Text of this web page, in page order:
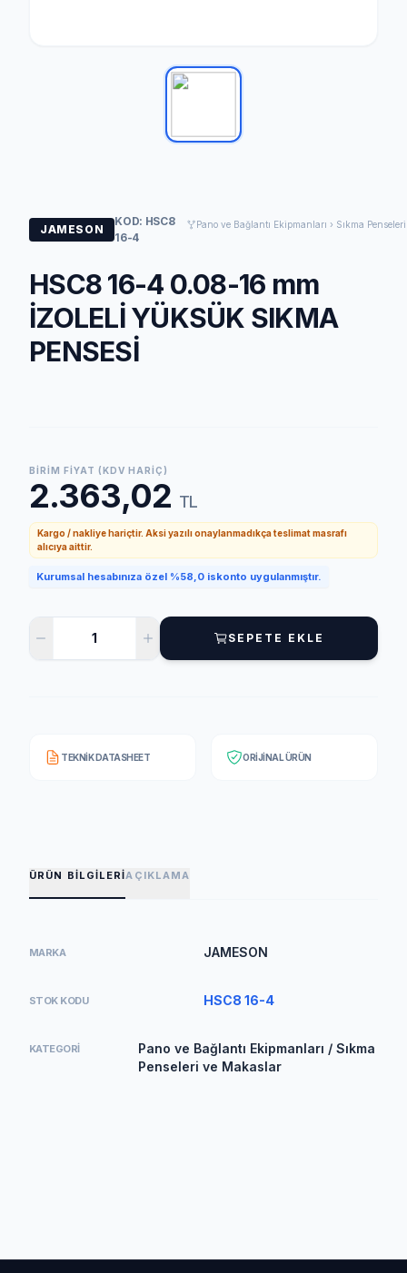
JAMESON
KOD: HSC8
16-4
Pano ve Bağlantı Ekipmanları › Sıkma
HSC8 16-4 0.08-16 mm
İZOLELİ YÜKSÜK SIKMA
PENSESİ
BIRIM FIYAT (KDV HARIÇ)
2.363,02 TL
Kargo / nakliye hariçtir. Aksi yazılı onaylanmadıkça teslimat masrafı
alıcıya aittir.
Kurumsal hesabınıza özel %58,0 iskonto uygulanmıştır.
SEPETE EKLE
TEKNIK DATASHEET ORIJINAL ÜRÜN
ÜRÜN BILGILERIAÇIKLAMA
MARKA JAMESON
STOK KODU HSC8 16-4
KATEGORI
Pano ve Bağlantı Ekipmanları / Sıkma
Penseleri ve Makaslar